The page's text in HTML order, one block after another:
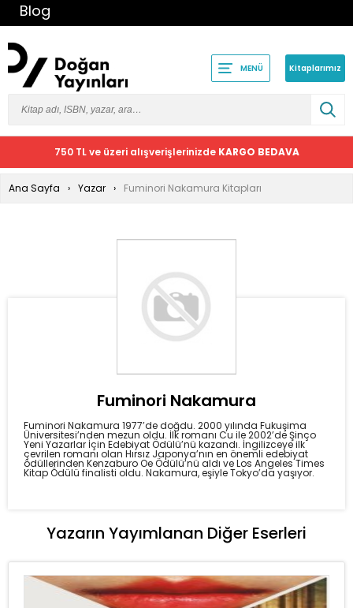
Blog
MENÜ Kitaplarımız
750 TL ve üzeri alışverişlerinizde KARGO BEDAVA
Ana Sayfa Yazar Fuminori Nakamura Kitapları
Fuminori Nakamura
Fuminori Nakamura 1977’de doğdu. 2000 yılında Fukuşima
Üniversitesi’nden mezun oldu. İlk romanı Cu ile 2002’de Şinço
Yeni Yazarlar İçin Edebiyat Ödülü’nü kazandı. İngilizceye ilk
çevrilen romanı olan Hırsız Japonya’nın en önemli edebiyat
ödüllerinden Kenzaburo Oe Ödülü’nü aldı ve Los Angeles Times
Kitap Ödülü finalisti oldu. Nakamura, eşiyle Tokyo’da yaşıyor.
Yazarın Yayımlanan Diğer Eserleri